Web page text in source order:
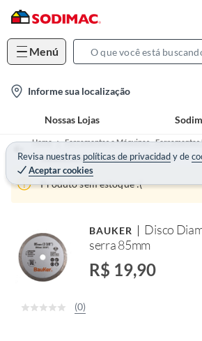
Menú
S
c
h
B
a
Informe sua localização
Nossas Lojas
Revisa nuestras políticas de privacidadyde
Aceptar cookies
Home
Ferramentas e Máquinas - Ferramentas
Acessórios para Ferramentas Elétricas
Produto sem estoque :(
BAUKER
Disco
serra 85mm
R$ 19,90
(0)